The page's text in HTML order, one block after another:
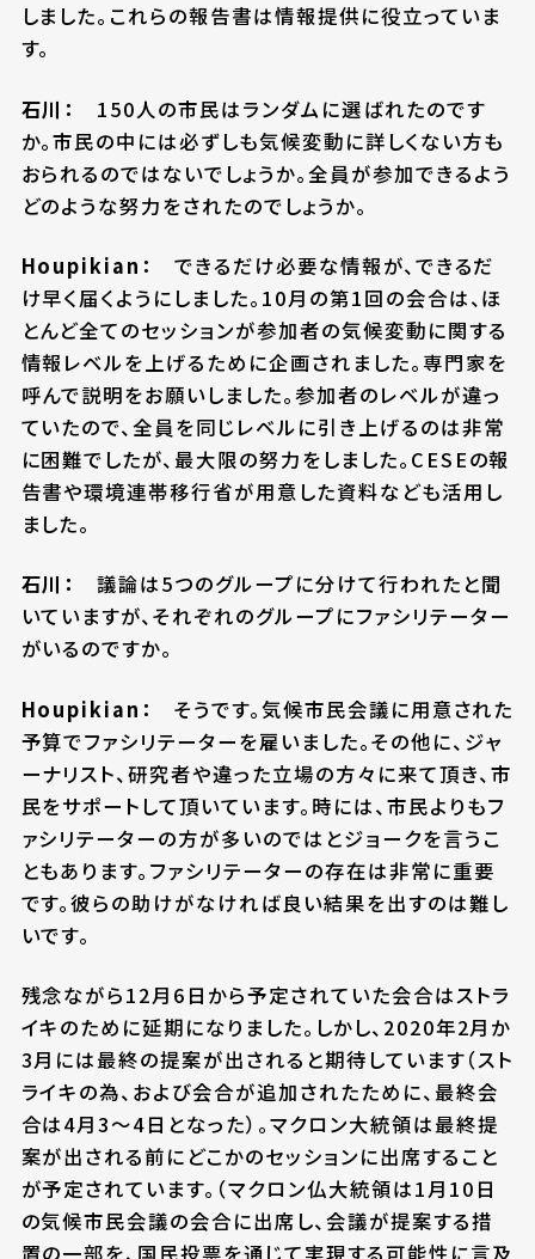
しました。これらの報告書は情報提供に役立っていま
す。
石川：
150人の市民はランダムに選ばれたのです
か。市民の中には必ずしも気候変動に詳しくない方も
おられるのではないでしょうか。全員が参加できるよう
どのような努力をされたのでしょうか。
Houpikian：
できるだけ必要な情報が、できるだ
け早く届くようにしました。10月の第1回の会合は、ほ
とんど全てのセッションが参加者の気候変動に関する
情報レベルを上げるために企画されました。専門家を
呼んで説明をお願いしました。参加者のレベルが違っ
ていたので、全員を同じレベルに引き上げるのは非常
に困難でしたが、最大限の努力をしました。CESEの報
告書や環境連帯移行省が用意した資料なども活用し
ました。
石川：
議論は5つのグループに分けて行われたと聞
いていますが、それぞれのグループにファシリテーター
がいるのですか。
Houpikian：
そうです。気候市民会議に用意された
予算でファシリテーターを雇いました。その他に、ジャ
ーナリスト、研究者や違った立場の方々に来て頂き、市
民をサポートして頂いています。時には、市民よりもフ
ァシリテーターの方が多いのではとジョークを言うこ
ともあります。ファシリテーターの存在は非常に重要
です。彼らの助けがなければ良い結果を出すのは難し
いです。
残念ながら12月6日から予定されていた会合はストラ
イキのために延期になりました。しかし、2020年2月か
3月には最終の提案が出されると期待しています（スト
ライキの為、および会合が追加されたために、最終会
合は4月3～4日となった）。マクロン大統領は最終提
案が出される前にどこかのセッションに出席すること
が予定されています。（マクロン仏大統領は1月10日
の気候市民会議の会合に出席し、会議が提案する措
置の一部を、国民投票を通じて実現する可能性に言及